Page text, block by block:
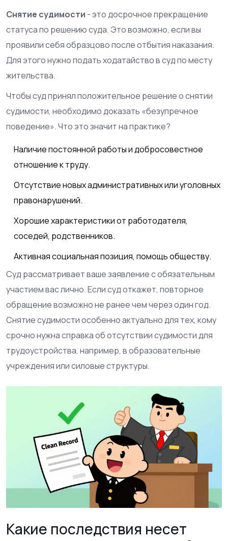
Снятие судимости - это досрочное прекращение
статуса по решению суда. Это возможно, если вы
проявили себя образцово после отбытия наказания.
Для этого нужно подать ходатайство в суд по месту
жительства.
Чтобы суд принял положительное решение о снятии
судимости, необходимо доказать «безупречное
поведение». Что это значит на практике?
Наличие постоянной работы и добросовестное
отношение к труду.
Отсутствие новых административных или уголовных
правонарушений.
Хорошие характеристики от работодателя,
соседей, родственников.
Активная социальная позиция, помощь обществу.
Суд рассматривает ваше заявление с обязательным
участием вас лично. Если суд откажет, повторное
обращение возможно не ранее чем через один год.
Снятие судимости особенно актуально для тех, кому
срочно нужна справка об отсутствии судимости для
трудоустройства, например, в образовательные
учреждения или силовые структуры.
Какие последствия несет